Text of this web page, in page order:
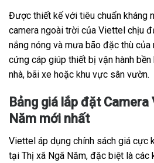
Được thiết kế với tiêu chuẩn kháng
camera ngoài trời của Viettel chịu
nắng nóng và mưa bão đặc thù của
cứng cáp giúp thiết bị vận hành
nhà, bãi xe hoặc khu vực sân vườn.
Bảng giá lắp đặt
Năm mới nhất
Viettel áp dụng chính sách giá cực
tại Thị xã Ngã Năm, đặc biệt là các